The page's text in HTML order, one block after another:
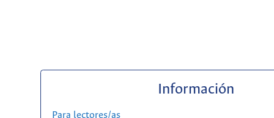
Información
Para lectores/as